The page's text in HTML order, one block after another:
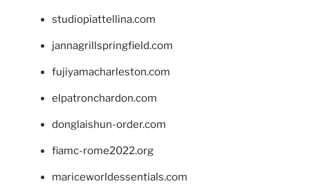
studiopiattellina.com
jannagrillspringfield.com
fujiyamacharleston.com
elpatronchardon.com
donglaishun-order.com
fiamc-rome2022.org
mariceworldessentials.com